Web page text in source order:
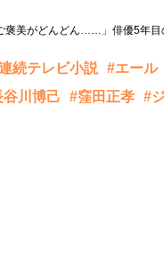
美がどんどん……」俳優5年目
続テレビ小説 #エール
谷川博己 #窪田正孝 #